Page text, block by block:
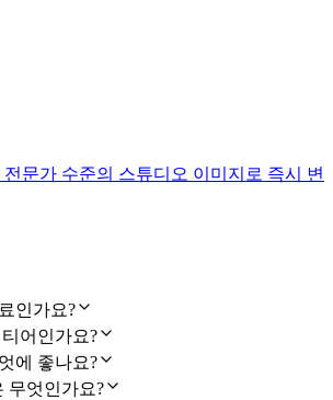
문가 수준의 스튜디오 이미지로 즉시 변
인가요?
어인가요?
에 좋나요?
무엇인가요?